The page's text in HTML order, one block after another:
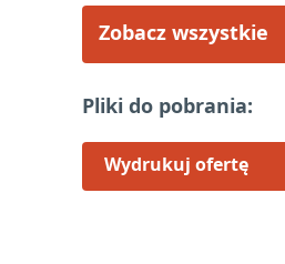
Zobacz wszystkie
Pliki do pobrania:
Wydrukuj ofertę